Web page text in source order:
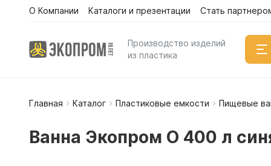
О Компании Каталоги и презентации Стать
Производство изделий
из пластика
Главная Каталог Пластиковые емкости Пищевые
Ванна Экопром O 400 л